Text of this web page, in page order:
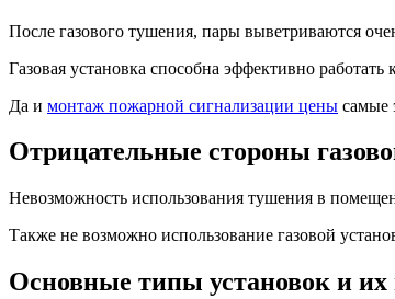
После газового тушения, пары выветриваются
Газовая установка способна эффективно
Да и монтаж пожарной сигнализации цены самые
Отрицательные стороны
Невозможность использования тушения в
Также не возможно использование газовой
Основные типы установок и их